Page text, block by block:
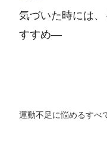
気づいた時には
すすめ―
運動不足に悩めるすべ